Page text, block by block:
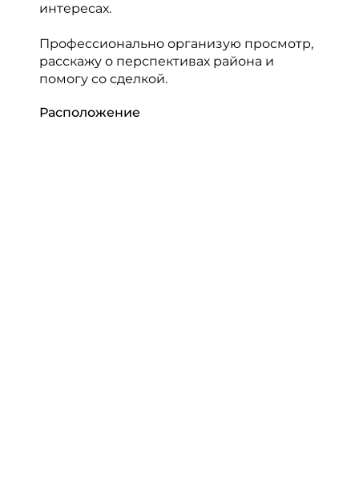
интересах.
Профессионально организую просмотр,
расскажу о перспективах района и
помогу со сделкой.
Расположение